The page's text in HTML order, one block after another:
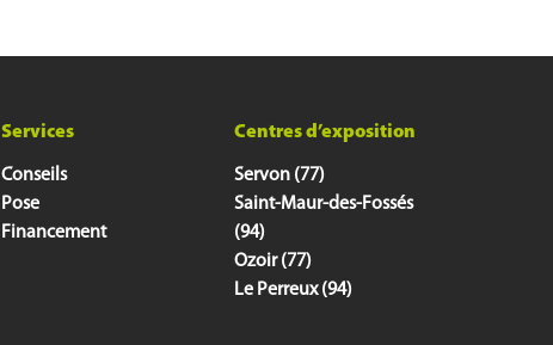
Services
Conseils
Pose
Financement
Centres d’exposition
Servon (77)
Saint-Maur-des-Fossés
(94)
Ozoir (77)
Le Perreux (94)